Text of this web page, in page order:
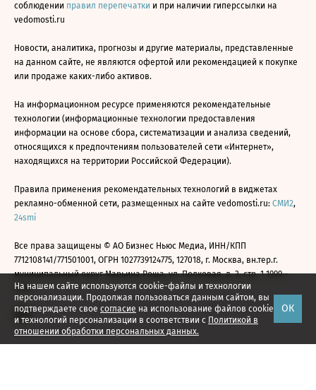
На нашем сайте используются cookie-файлы и технологии
персонализации. Продолжая пользоваться данным сайтом, вы
подтверждаете свое согласие на использование файлов cookie
и технологий персонализации в соответствии с Политикой в
отношении обработки персональных данных.
ОК
соблюдении правил перепечатки и при наличии гиперссылки на
vedomosti.ru
Новости, аналитика, прогнозы и другие материалы, представленные
на данном сайте, не являются офертой или рекомендацией к покупке
или продаже каких-либо активов.
На информационном ресурсе применяются рекомендательные
технологии (информационные технологии предоставления
информации на основе сбора, систематизации и анализа сведений,
относящихся к предпочтениям пользователей сети «Интернет»,
находящихся на территории Российской Федерации).
Правила применения рекомендательных технологий в виджетах
рекламно-обменной сети, размещенных на сайте vedomosti.ru: СМИ2,
24smi
Все права защищены © АО Бизнес Ньюс Медиа, ИНН/КПП
7712108141/771501001, ОГРН 1027739124775, 127018, г. Москва, вн.тер.г.
муниципальный округ Марьина Роща, ул. Полковая, д. 3, стр. 1 1999—
2026